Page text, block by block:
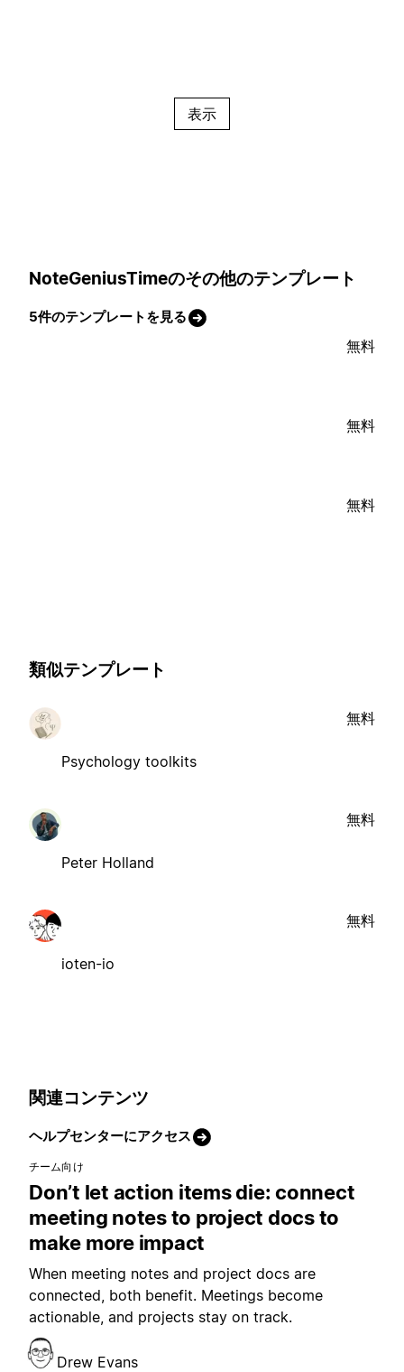
表示
NoteGeniusTimeのその他のテンプレート
5件のテンプレートを見る
無料
無料
無料
類似テンプレート
Psychology toolkits
無料
Peter Holland
無料
ioten-io
無料
関連コンテンツ
ヘルプセンターにアクセス
チーム向け
Don’t let action items die: connect
meeting notes to project docs to
make more impact
When meeting notes and project docs are
connected, both benefit. Meetings become
actionable, and projects stay on track.
Drew Evans